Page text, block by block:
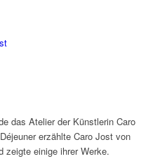
das Atelier der Künstlerin Caro
erzählte Caro Jost von
zeigte einige ihrer Werke.